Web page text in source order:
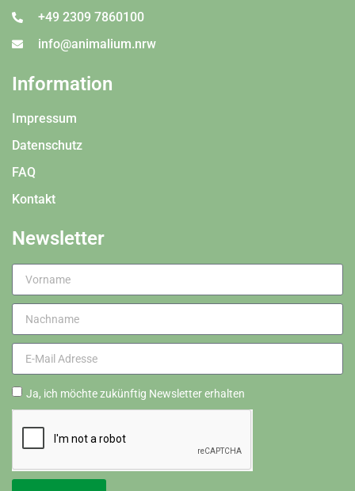
+49 2309 7860100
info@animalium.nrw
Information
Impressum
Datenschutz
FAQ
Kontakt
Newsletter
Ja, ich möchte zukünftig Newsletter erhalten